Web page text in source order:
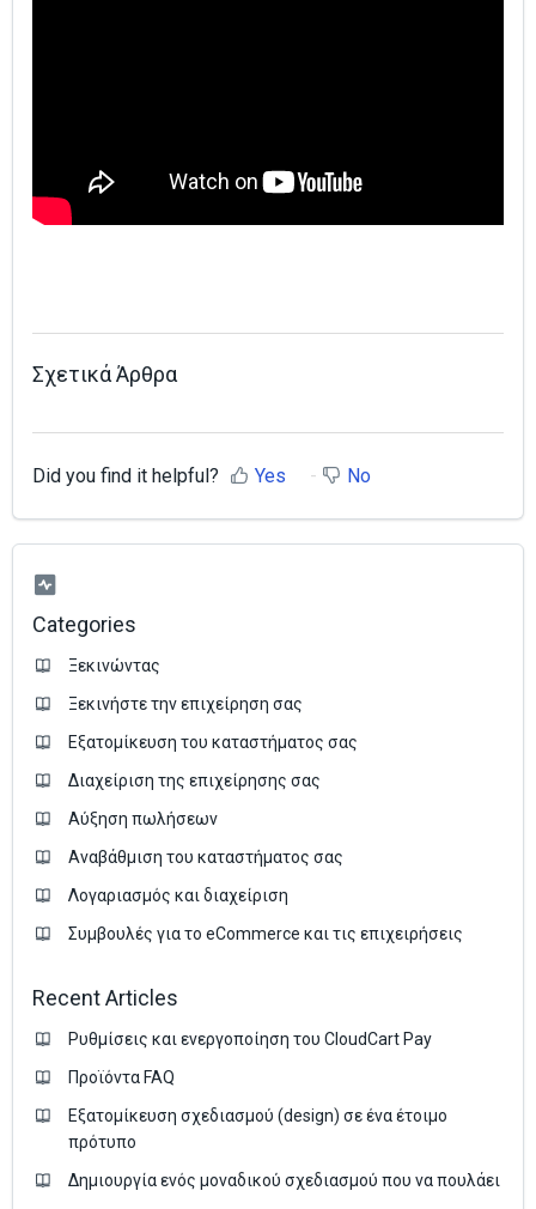
Σχετικά Άρθρα
Did you find it helpful? Yes No
Categories
Ξεκινώντας
Ξεκινήστε την επιχείρηση σας
Εξατομίκευση του καταστήματος σας
Διαχείριση της επιχείρησης σας
Аύξηση πωλήσεων
Αναβάθμιση του καταστήματος σας
Λογαριασμός και διαχείριση
Συμβουλές για το eCommerce και τις επιχειρήσεις
Recent Articles
Ρυθμίσεις και ενεργοποίηση του CloudCart Pay
Προϊόντα FAQ
Εξατομίκευση σχεδιασμού (design) σε ένα έτοιμο
πρότυπο
Δημιουργία ενός μοναδικού σχεδιασμού που να πουλάει